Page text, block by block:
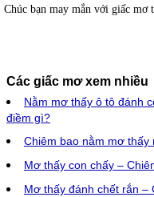
Chúc bạn may mắn với giấc mơ
Các giấc mơ xem nhiều
Nằm mơ thấy ô tô đánh
điềm gì?
Chiêm bao nằm mơ
Mơ thấy con chấy –
Mơ thấy đánh chết rắn –